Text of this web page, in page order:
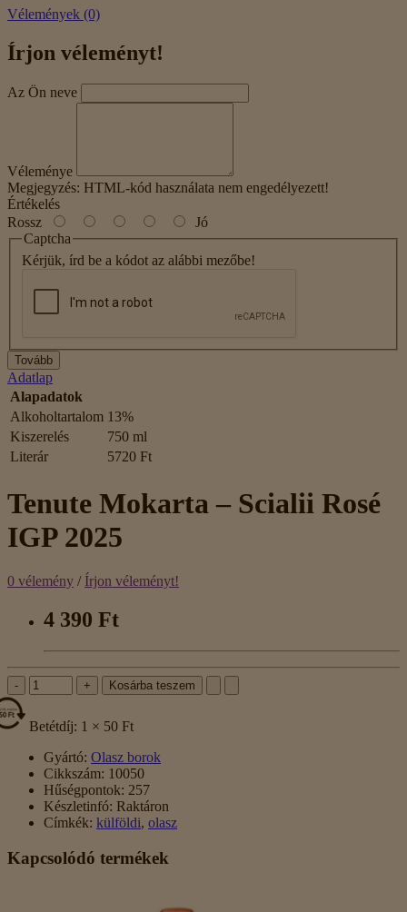
Vélemények (0)
Írjon véleményt!
Az Ön neve
Véleménye
Megjegyzés: HTML-kód használata nem engedélyezett!
Értékelés
Rossz
Jó
Captcha
Kérjük, írd be a kódot az alábbi mezőbe!
Tovább
Adatlap
Alapadatok
Alkoholtartalom 13%
Kiszerelés
750 ml
Literár
5720 Ft
Tenute Mokarta – Scialii Rosé
IGP 2025
0 vélemény / Írjon véleményt!
4 390 Ft
- + Kosárba teszem
Betétdíj: 1 × 50 Ft
Gyártó: Olasz borok
Cikkszám: 10050
Hűségpontok: 257
Készletinfó: Raktáron
Címkék: külföldi, olasz
Kapcsolódó termékek